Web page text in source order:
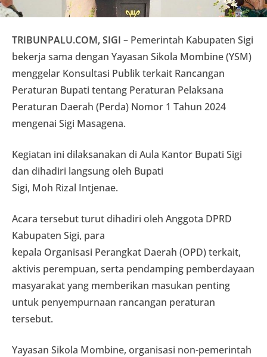
TRIBUNPALU.COM, SIGI – Pemerintah Kabupaten Sigi
bekerja sama dengan Yayasan Sikola Mombine (YSM)
menggelar Konsultasi Publik terkait Rancangan
Peraturan Bupati tentang Peraturan Pelaksana
Peraturan Daerah (Perda) Nomor 1 Tahun 2024
mengenai Sigi Masagena.
Kegiatan ini dilaksanakan di Aula Kantor Bupati Sigi
dan dihadiri langsung oleh Bupati
Sigi, Moh Rizal Intjenae.
Acara tersebut turut dihadiri oleh Anggota DPRD
Kabupaten Sigi, para
kepala Organisasi Perangkat Daerah (OPD) terkait,
aktivis perempuan, serta pendamping pemberdayaan
masyarakat yang memberikan masukan penting
untuk penyempurnaan rancangan peraturan
tersebut.
Yayasan Sikola Mombine, organisasi non-pemerintah